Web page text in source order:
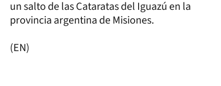
un salto de las Cataratas del Iguazú en la
provincia argentina de Misiones.
(EN)